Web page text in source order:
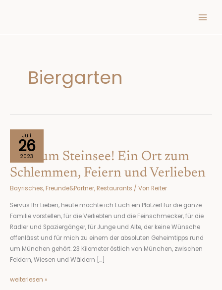
Biergarten
Juli
26
2023
Auf zum Steinsee! Ein Ort zum
Schlemmen, Feiern und Verlieben
Bayrisches, Freunde&Partner, Restaurants / Von Reiter
Servus Ihr Lieben, heute möchte ich Euch ein Platzerl für die ganze
Familie vorstellen, für die Verliebten und die Feinschmecker, für die
Radler und Spaziergänger, für Junge und Alte, der keine Wünsche
offenlässt und für mich zu einem der absoluten Geheimtipps rund
um München gehört. 23 Kilometer östlich von München, zwischen
Feldern, Wiesen und Wäldern […]
zum
Steinsee!
Ein
Ort
zum
weiterlesen »